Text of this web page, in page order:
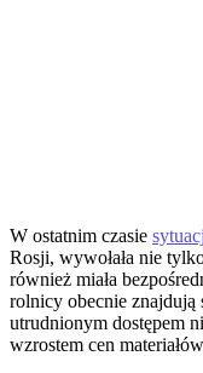
W ostatnim czasie
Rosji, wywołała nie
również miała
rolnicy obecnie znajdują
utrudnionym dostępem
wzrostem cen